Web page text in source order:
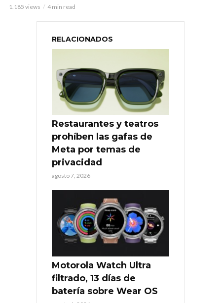
1.185 views 4 min read
RELACIONADOS
Restaurantes y teatros
prohíben las gafas de
Meta por temas de
privacidad
agosto 7, 2026
Motorola Watch Ultra
filtrado, 13 días de
batería sobre Wear OS